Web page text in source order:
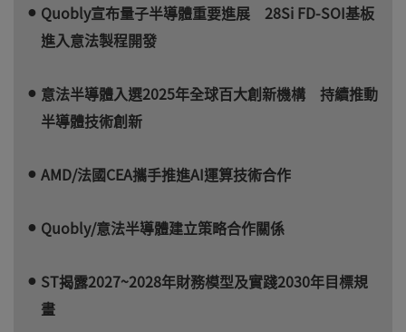
Quobly宣布量子半導體重要進展 28Si FD-SOI基板
進入意法製程開發
意法半導體入選2025年全球百大創新機構 持續推動
半導體技術創新
AMD/法國CEA攜手推進AI運算技術合作
Quobly/意法半導體建立策略合作關係
ST揭露2027~2028年財務模型及實踐2030年目標規
畫